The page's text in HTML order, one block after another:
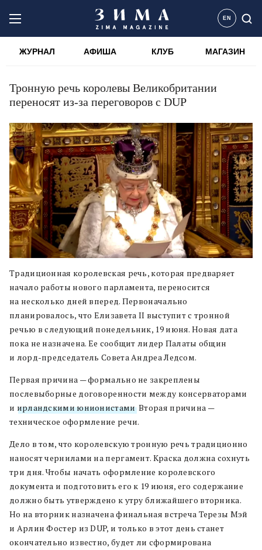
EN
ЖУРНАЛ АФИША КЛУБ МАГАЗИН
Тронную речь королевы Великобритании
переносят из-за переговоров с DUP
Традиционная королевская речь, которая предваряет
начало работы нового парламента, переносится
на несколько дней вперед. Первоначально
планировалось, что Елизавета II выступит с тронной
речью в следующий понедельник, 19 июня. Новая дата
пока не назначена. Ее сообщит лидер Палаты общин
и лорд-председатель Совета Андреа Ледсом.
Первая причина — формально не закреплены
послевыборные договоренности между консерваторами
и ирландскими юнионистами. Вторая причина —
техническое оформление речи.
Дело в том, что королевскую тронную речь традиционно
наносят чернилами на пергамент. Краска должна сохнуть
три дня. Чтобы начать оформление королевского
документа и подготовить его к 19 июня, его содержание
должно быть утверждено к утру ближайшего вторника.
Но на вторник назначена финальная встреча Терезы Мэй
и Арлин Фостер из DUP, и только в этот день станет
окончательно известно, будет ли сформирована